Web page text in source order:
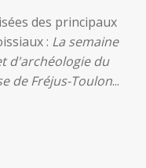
des principaux
: La semaine
d'archéologie du
de Fréjus-Toulon...